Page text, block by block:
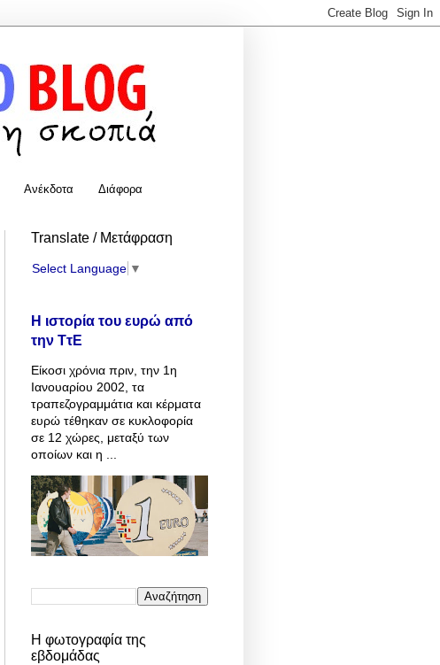
Ανέκδοτα Διάφορα
Translate / Μετάφραση
Select Language ▼
Η ιστορία του ευρώ από
την ΤτΕ
Είκοσι χρόνια πριν, την 1η
Ιανουαρίου 2002, τα
τραπεζογραμμάτια και κέρματα
ευρώ τέθηκαν σε κυκλοφορία
σε 12 χώρες, μεταξύ των
οποίων και η ...
Η φωτογραφία της
εβδομάδας